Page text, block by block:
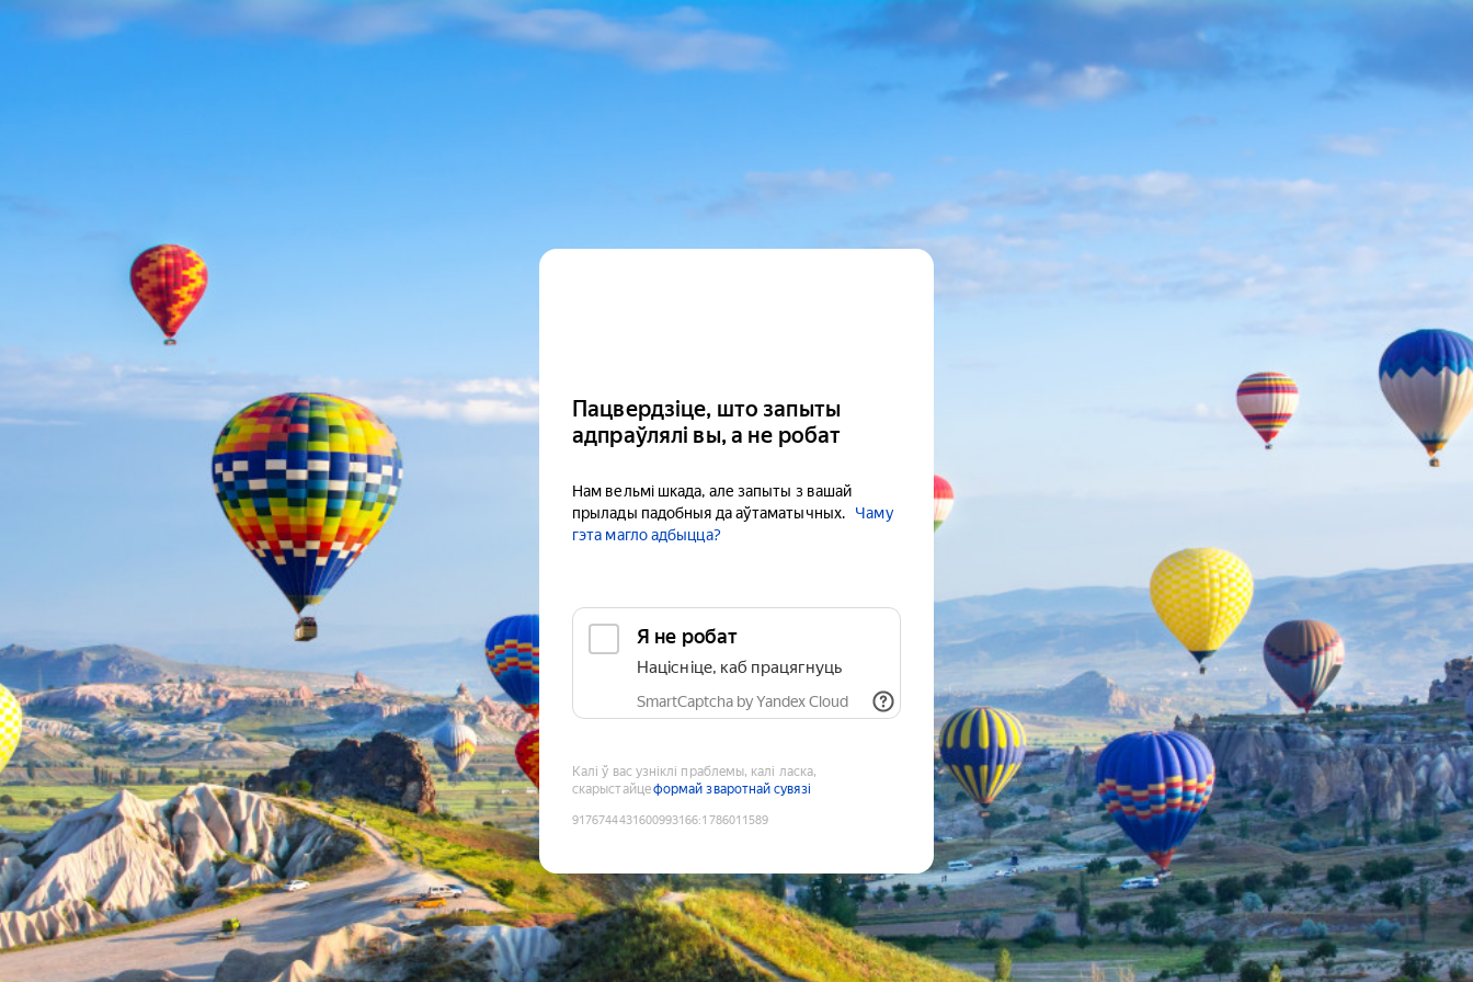
Пацвердзіце, што запыты
адпраўлялі вы, а не робат
Нам вельмі шкада, але запыты з вашай
прылады падобныя да аўтаматычных.
Чаму
гэта магло адбыцца?
Я не робат
Націсніце, каб працягнуць
SmartCaptcha by Yandex Cloud
Калі ў вас узніклі праблемы, калі ласка,
скарыстайцеформай зваротнай сувязі
9176744431600993166:1786011589